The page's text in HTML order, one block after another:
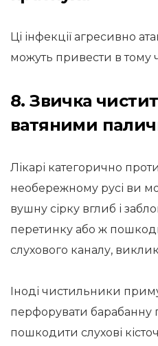
Ці інфекції агресивно
можуть привести в тому
8. Звичка
ватяними
Лікарі категорично
необережному русі ви
вушну сірку вглиб і
перетинку або ж
слухового каналу,
Іноді чистильники
перфорувати барабанну
пошкодити слухові